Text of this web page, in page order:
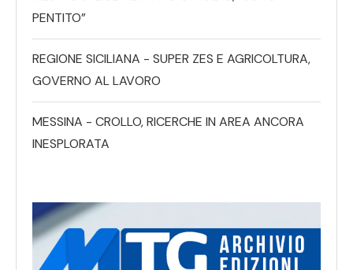
PENTITO”
REGIONE SICILIANA - SUPER ZES E AGRICOLTURA,
GOVERNO AL LAVORO
MESSINA - CROLLO, RICERCHE IN AREA ANCORA
INESPLORATA